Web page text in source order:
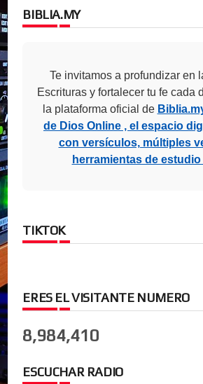
BIBLIA.MY
Te invitamos a profundizar en
Escrituras y fortalecer tu fe cada
la plataforma oficial de
de Dios Online , el espacio
con versículos, múltiples
herramientas de
TIKTOK
ERES EL VISITANTE NUMERO
8,984,410
ESCUCHAR RADIO